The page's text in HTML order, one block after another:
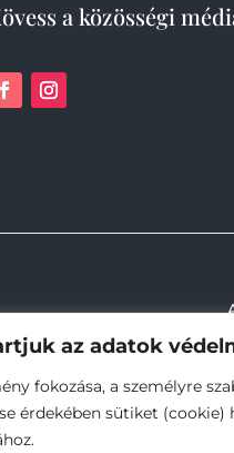
az adatok
fokozása, a személyre
érdekében sütiket
a közösségi